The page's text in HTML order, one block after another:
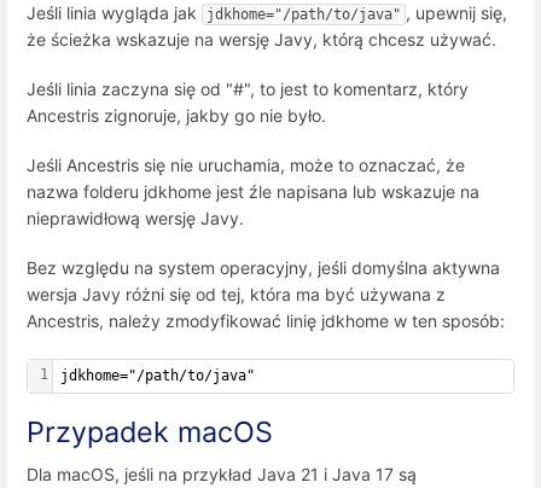
Jeśli linia wygląda jak jdkhome="/path/to/java" , upewnij się,
że ścieżka wskazuje na wersję Javy, którą chcesz używać.
Jeśli linia zaczyna się od "#", to jest to komentarz, który
Ancestris zignoruje, jakby go nie było.
Jeśli Ancestris się nie uruchamia, może to oznaczać, że
nazwa folderu jdkhome jest źle napisana lub wskazuje na
nieprawidłową wersję Javy.
Bez względu na system operacyjny, jeśli domyślna aktywna
wersja Javy różni się od tej, która ma być używana z
Ancestris, należy zmodyfikować linię jdkhome w ten sposób:
1 jdkhome="/path/to/java"
Przypadek macOS
Dla macOS, jeśli na przykład Java 21 i Java 17 są